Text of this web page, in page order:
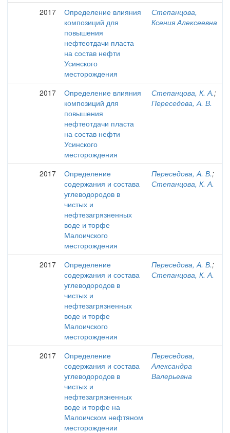
2017
Определение влияния
композиций для
повышения
нефтеотдачи пласта
на состав нефти
Усинского
месторождения
Степанцова,
Ксения Алексеевна
2017
Определение влияния
композиций для
повышения
нефтеотдачи пласта
на состав нефти
Усинского
месторождения
Степанцова, К. А.;
Переседова, А. В.
2017
Определение
содержания и состава
углеводородов в
чистых и
нефтезагрязненных
воде и торфе
Малоичского
месторождения
Переседова, А. В.;
Степанцова, К. А.
2017
Определение
содержания и состава
углеводородов в
чистых и
нефтезагрязненных
воде и торфе
Малоичского
месторождения
Переседова, А. В.;
Степанцова, К. А.
2017
Определение
содержания и состава
углеводородов в
чистых и
нефтезагрязненных
воде и торфе на
Малоичском нефтяном
месторождении
Переседова,
Александра
Валерьевна